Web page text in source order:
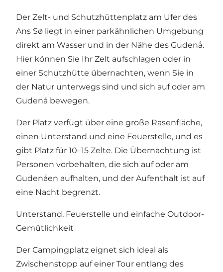
Der Zelt- und Schutzhüttenplatz am Ufer des
Ans Sø liegt in einer parkähnlichen Umgebung
direkt am Wasser und in der Nähe des Gudenå.
Hier können Sie Ihr Zelt aufschlagen oder in
einer Schutzhütte übernachten, wenn Sie in
der Natur unterwegs sind und sich auf oder am
Gudenå bewegen.
Der Platz verfügt über eine große Rasenfläche,
einen Unterstand und eine Feuerstelle, und es
gibt Platz für 10–15 Zelte. Die Übernachtung ist
Personen vorbehalten, die sich auf oder am
Gudenåen aufhalten, und der Aufenthalt ist auf
eine Nacht begrenzt.
Unterstand, Feuerstelle und einfache Outdoor-
Gemütlichkeit
Der Campingplatz eignet sich ideal als
Zwischenstopp auf einer Tour entlang des